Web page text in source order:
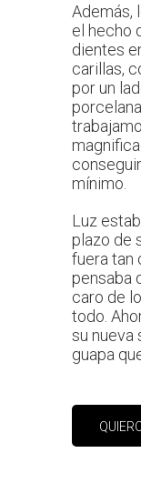
Además,
el hecho
dientes
carillas,
por un
mínimo.
Luz
plazo de
fuera tan
pensaba
caro de
todo.
su nueva
guapa